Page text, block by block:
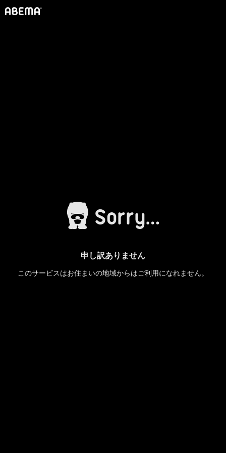
申し訳ありません
このサービスはお住まいの地域からはご利用になれません。